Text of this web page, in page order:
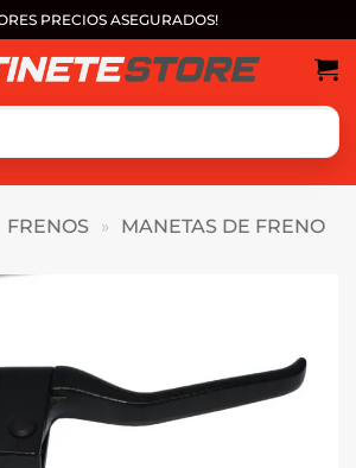
PRECIOS ASEGURADOS!
FRENOS » MANETAS DE FRENO